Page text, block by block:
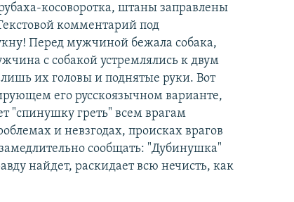
косоворотка, штаны заправлены
комментарий под
Перед мужчиной бежала собака,
с собакой устремлялись к двум
их головы и поднятые руки. Вот
его русскоязычном варианте,
"спинушку греть" всем врагам
и невзгодах, происках врагов
сообщать: "Дубинушка"
найдет, раскидает всю нечисть, как